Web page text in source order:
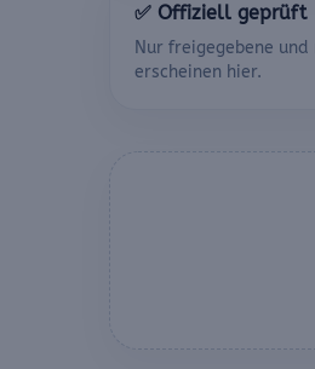
✅ Offiziell geprüft
Nur freigegebene
erscheinen hier.